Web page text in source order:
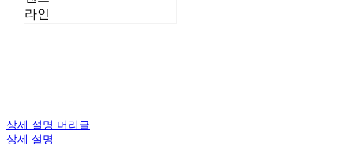
라인
상세 설명 머리글
상세 설명